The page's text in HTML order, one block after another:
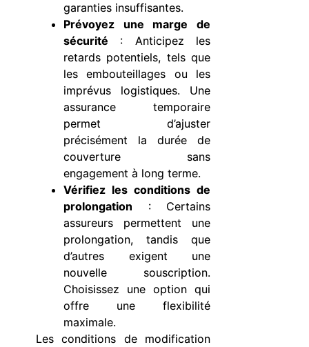
garanties insuffisantes.
Prévoyez une marge de
sécurité : Anticipez les
retards potentiels, tels que
les embouteillages ou les
imprévus logistiques. Une
assurance temporaire
permet d’ajuster
précisément la durée de
couverture sans
engagement à long terme.
Vérifiez les conditions de
prolongation : Certains
assureurs permettent une
prolongation, tandis que
d’autres exigent une
nouvelle souscription.
Choisissez une option qui
offre une flexibilité
maximale.
Les conditions de modification